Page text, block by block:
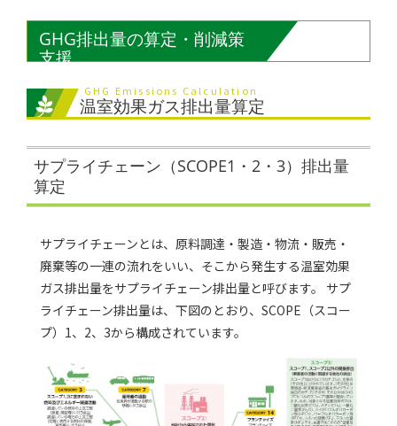
GHG排出量の算定・削減策
支援
GHG Emissions Calculation
温室効果ガス排出量算定
サプライチェーン（SCOPE1・2・3）排出量
算定
サプライチェーンとは、原料調達・製造・物流・販売・
廃棄等の一連の流れをいい、そこから発生する温室効果
ガス排出量をサプライチェーン排出量と呼びます。 サプ
ライチェーン排出量は、下図のとおり、SCOPE（スコー
プ）1、2、3から構成されています。